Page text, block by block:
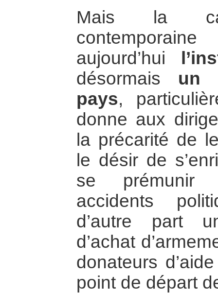
Mais la
aujourd’hui
désormais un
pays,
donne aux
la précarité de
le désir de
se prémunir
accidents
d’autre part
d’achat
donateurs
point de départ